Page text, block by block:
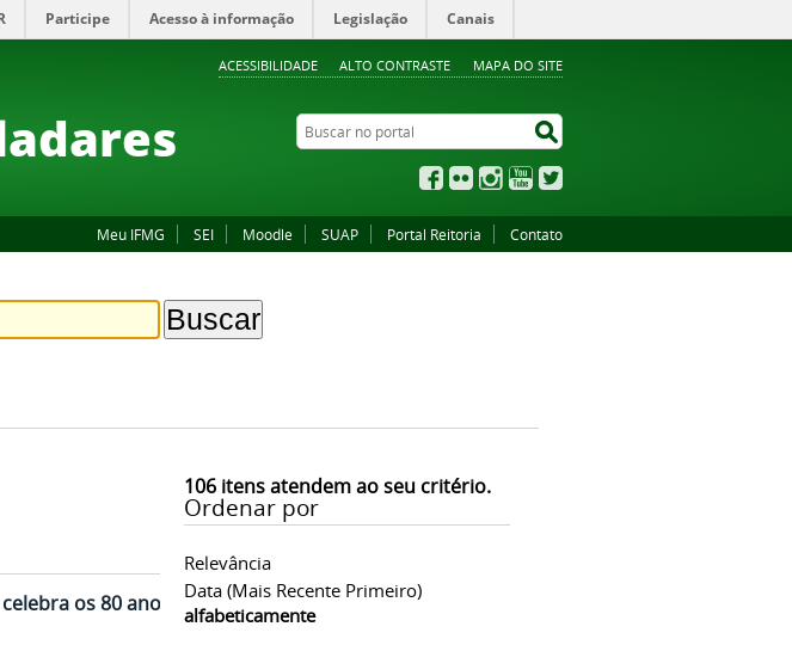
ACESSIBILIDADE ALTO CONTRASTE MAPA DO SITE
Participe Acesso à informação Legislação Canais
Buscar no portal
Facebook
Flickr InstagramYouTube
Meu IFMG SEI Moodle SUAP Portal Reitoria Contato
106itens atendem ao seu critério.
Ordenar por
Relevância
Data (mais Recente Primeiro)
alfabeticamente
os 80 anos